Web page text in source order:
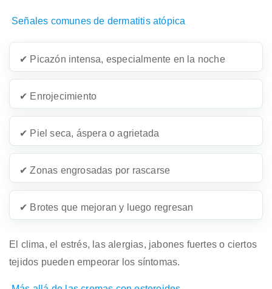
Señales comunes de dermatitis atópica
✔ Picazón intensa, especialmente en la noche
✔ Enrojecimiento
✔ Piel seca, áspera o agrietada
✔ Zonas engrosadas por rascarse
✔ Brotes que mejoran y luego regresan
El clima, el estrés, las alergias, jabones fuertes o ciertos
tejidos pueden empeorar los síntomas.